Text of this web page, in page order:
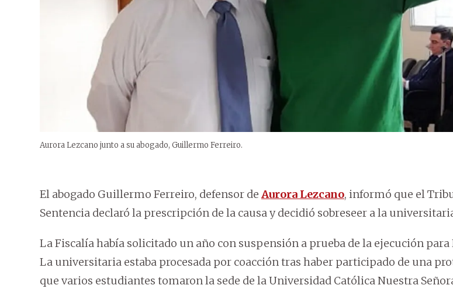
Aurora Lezcano junto a su abogado, Guillermo Ferreiro.
El abogado Guillermo Ferreiro, defensor de Aurora Lezcano, informó que el
Sentencia declaró la prescripción de la causa y decidió sobreseer a la
La Fiscalía había solicitado un año con suspensión a prueba de la ejecución para
La universitaria estaba procesada por coacción tras haber participado de una
que varios estudiantes tomaron la sede de la Universidad Católica Nuestra